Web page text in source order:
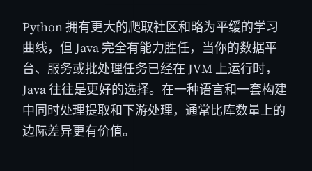
Python 拥有更大的爬取社区和略为平缓的学习
曲线，但 Java 完全有能力胜任，当你的数据平
台、服务或批处理任务已经在 JVM 上运行时，
Java 往往是更好的选择。在一种语言和一套构建
中同时处理提取和下游处理，通常比库数量上的
边际差异更有价值。